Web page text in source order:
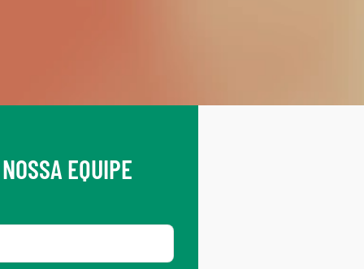
EQUIPE